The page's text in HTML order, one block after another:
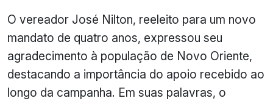
O vereador José Nilton, reeleito para um novo
mandato de quatro anos, expressou seu
agradecimento à população de Novo Oriente,
destacando a importância do apoio recebido ao
longo da campanha. Em suas palavras, o